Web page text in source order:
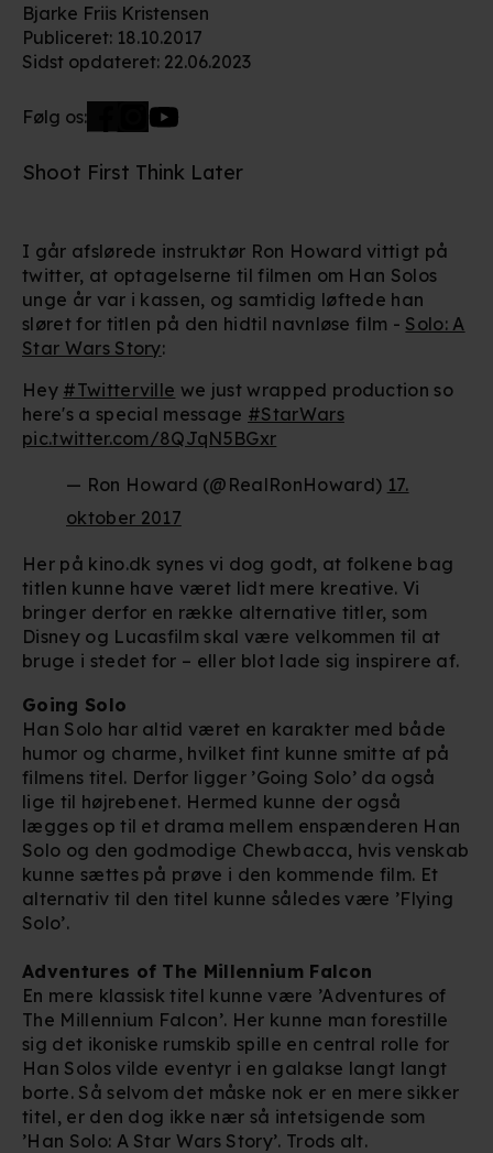
Bjarke Friis Kristensen
Publiceret: 18.10.2017
Sidst opdateret: 22.06.2023
Følg os:
Shoot First Think Later
I går afslørede instruktør Ron Howard vittigt på
twitter, at optagelserne til filmen om Han Solos
unge år var i kassen, og samtidig løftede han
sløret for titlen på den hidtil navnløse film - Solo: A
Star Wars Story:
Hey #Twitterville we just wrapped production so
here's a special message #StarWars
pic.twitter.com/8QJqN5BGxr
— Ron Howard (@RealRonHoward) 17.
oktober 2017
Her på kino.dk synes vi dog godt, at folkene bag
titlen kunne have været lidt mere kreative. Vi
bringer derfor en række alternative titler, som
Disney og Lucasfilm skal være velkommen til at
bruge i stedet for – eller blot lade sig inspirere af.
Going Solo
Han Solo har altid været en karakter med både
humor og charme, hvilket fint kunne smitte af på
filmens titel. Derfor ligger ’Going Solo’ da også
lige til højrebenet. Hermed kunne der også
lægges op til et drama mellem enspænderen Han
Solo og den godmodige Chewbacca, hvis venskab
kunne sættes på prøve i den kommende film. Et
alternativ til den titel kunne således være ’Flying
Solo’.
Adventures of The Millennium Falcon
En mere klassisk titel kunne være ’Adventures of
The Millennium Falcon’. Her kunne man forestille
sig det ikoniske rumskib spille en central rolle for
Han Solos vilde eventyr i en galakse langt langt
borte. Så selvom det måske nok er en mere sikker
titel, er den dog ikke nær så intetsigende som
’Han Solo: A Star Wars Story’. Trods alt.